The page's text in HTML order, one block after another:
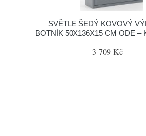
SVĚTLE ŠEDÝ KOVOVÝ
BOTNÍK 50X136X15 CM ODE –
3 709 Kč